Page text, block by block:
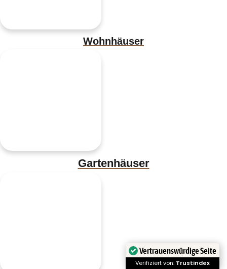
Wohnhäuser
Gartenhäuser
Vertrauenswürdige Seite
Verifiziert von: Trustindex